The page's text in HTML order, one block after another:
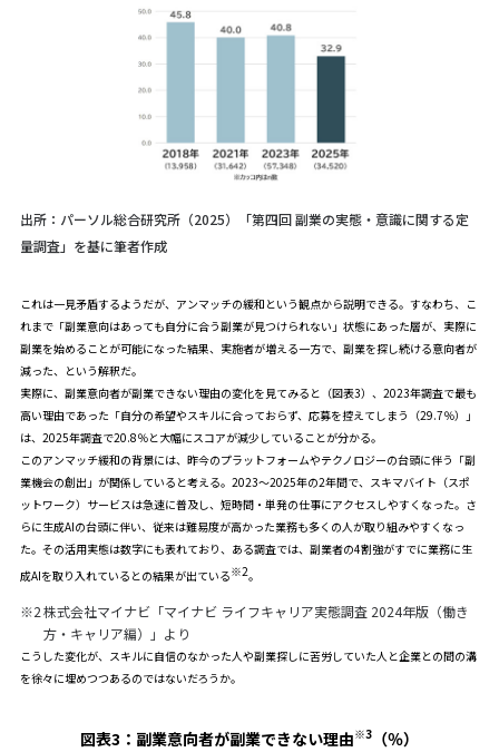
出所：パーソル総合研究所（2025）「第四回 副業の実態・意識に関する定
量調査」を基に筆者作成
これは一見矛盾するようだが、アンマッチの緩和という観点から説明できる。すなわち、こ
れまで「副業意向はあっても自分に合う副業が見つけられない」状態にあった層が、実際に
副業を始めることが可能になった結果、実施者が増える一方で、副業を探し続ける意向者が
減った、という解釈だ。
実際に、副業意向者が副業できない理由の変化を見てみると（図表3）、2023年調査で最も
高い理由であった「自分の希望やスキルに合っておらず、応募を控えてしまう（29.7％）」
は、2025年調査で20.8％と大幅にスコアが減少していることが分かる。
このアンマッチ緩和の背景には、昨今のプラットフォームやテクノロジーの台頭に伴う「副
業機会の創出」が関係していると考える。2023～2025年の2年間で、スキマバイト（スポ
ットワーク）サービスは急速に普及し、短時間・単発の仕事にアクセスしやすくなった。さ
らに生成AIの台頭に伴い、従来は難易度が高かった業務も多くの人が取り組みやすくなっ
た。その活用実態は数字にも表れており、ある調査では、副業者の4割強がすでに業務に生
成AIを取り入れているとの結果が出ている※2。
※2株式会社マイナビ「マイナビ ライフキャリア実態調査 2024年版（働き
方・キャリア編）」より
こうした変化が、スキルに自信のなかった人や副業探しに苦労していた人と企業との間の溝
を徐々に埋めつつあるのではないだろうか。
図表3： 副業意向者が副業できない理由※3 （％）